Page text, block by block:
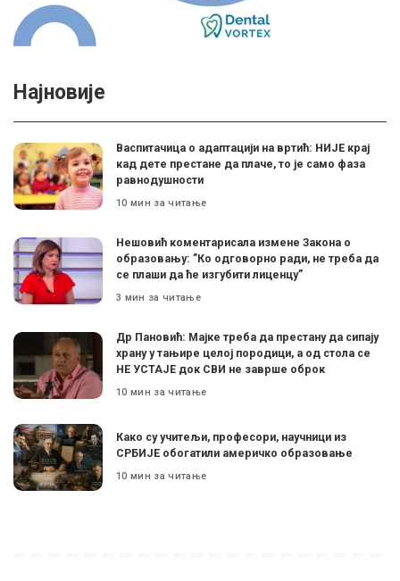
Најновије
Васпитачица о адаптацији на вртић: НИЈЕ крај
кад дете престане да плаче, то је само фаза
равнодушности
10 мин за читање
Нешовић коментарисала измене Закона о
образовању: ”Ко одговорно ради, не треба да
се плаши да ће изгубити лиценцу”
3 мин за читање
Др Пановић: Мајке треба да престану да сипају
храну у тањире целој породици, а од стола се
НЕ УСТАЈЕ док СВИ не заврше оброк
10 мин за читање
Како су учитељи, професори, научници из
СРБИЈЕ обогатили америчко образовање
10 мин за читање